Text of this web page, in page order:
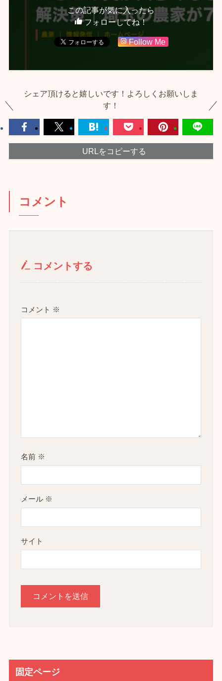
この記事が気に入ったら
フォローしてね！
Follow Me
シェア頂けると嬉しいです！よろしくお願いしま
す！
URLをコピーする
コメント
コメントする
コメント ※
名前 ※
メール ※
サイト
固定ページ